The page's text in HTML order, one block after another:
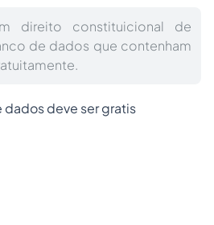
direito constituicional de
de dados que contenham